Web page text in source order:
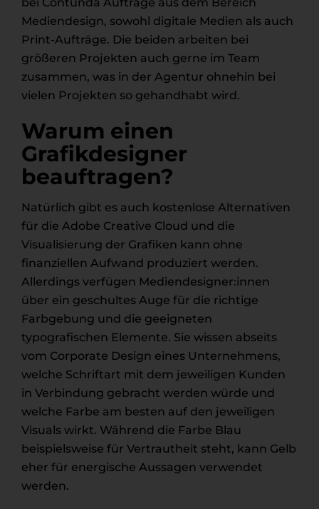
Mediendesign, sowohl digitale Medien als auch
Print-Aufträge. Die beiden arbeiten bei
größeren Projekten auch gerne im Team
zusammen, was in der Agentur ohnehin bei
vielen Projekten so gehandhabt wird.
Warum einen
Grafikdesigner
beauftragen?
Natürlich gibt es auch kostenlose Alternativen
für die Adobe Creative Cloud und die
Visualisierung der Grafiken kann ohne
finanziellen Aufwand produziert werden.
Allerdings verfügen Mediendesigner:innen
über ein geschultes Auge für die richtige
Farbgebung und die geeigneten
typografischen Elemente. Sie wissen abseits
vom Corporate Design eines Unternehmens,
welche Schriftart mit dem jeweiligen Kunden
in Verbindung gebracht werden würde und
welche Farbe am besten auf den jeweiligen
Visuals wirkt. Während die Farbe Blau
beispielsweise für Vertrautheit steht, kann Gelb
eher für energische Aussagen verwendet
werden.